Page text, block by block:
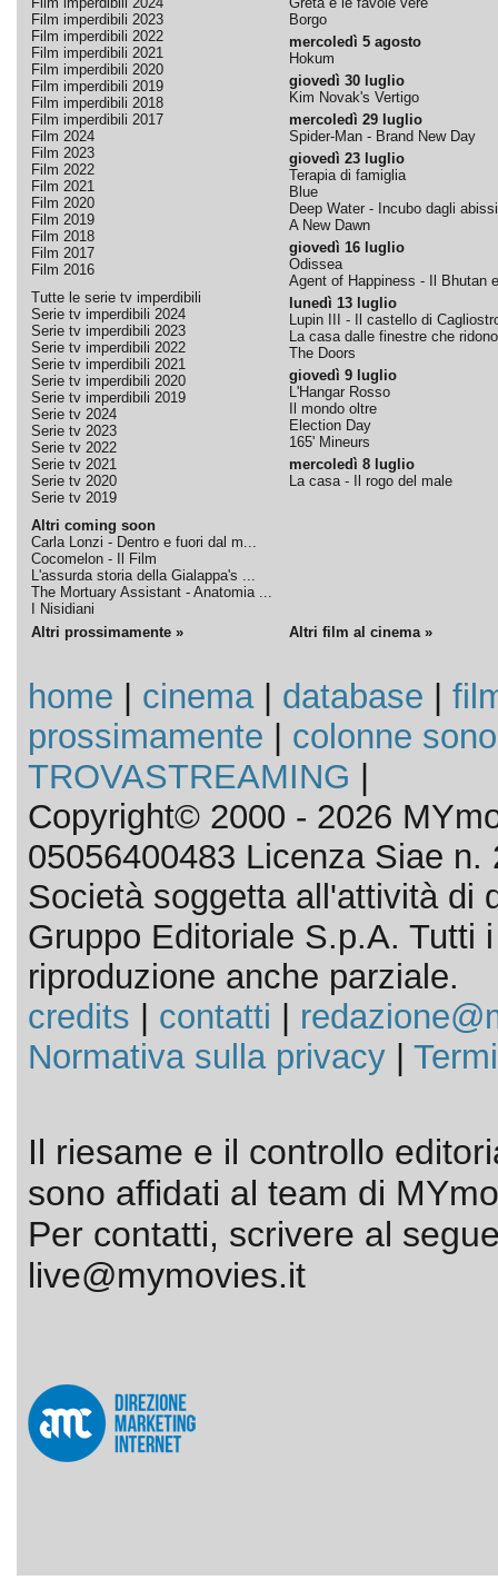
Film imperdibili 2023
Film imperdibili 2022
Film imperdibili 2021
Film imperdibili 2020
Film imperdibili 2019
Film imperdibili 2018
Film imperdibili 2017
Film 2024
Film 2023
Film 2022
Film 2021
Film 2020
Film 2019
Film 2018
Film 2017
Film 2016
Tutte le serie tv imperdibili
Serie tv imperdibili 2024
Serie tv imperdibili 2023
Serie tv imperdibili 2022
Serie tv imperdibili 2021
Serie tv imperdibili 2020
Serie tv imperdibili 2019
Serie tv 2024
Serie tv 2023
Serie tv 2022
Serie tv 2021
Serie tv 2020
Serie tv 2019
Altri coming soon
Carla Lonzi - Dentro e fuori dal m...
Cocomelon - Il Film
L'assurda storia della Gialappa's ...
The Mortuary Assistant - Anatomia ...
I Nisidiani
Borgo
mercoledì 5 agosto
Hokum
giovedì 30 luglio
Kim Novak's Vertigo
mercoledì 29 luglio
Spider-Man - Brand New Day
giovedì 23 luglio
Terapia di famiglia
Blue
Deep Water - Incubo dagli abissi
A New Dawn
giovedì 16 luglio
Odissea
Agent of Happiness - Il Bhutan
lunedì 13 luglio
Lupin III - Il castello di
La casa dalle finestre che ridono
The Doors
giovedì 9 luglio
L'Hangar Rosso
Il mondo oltre
Election Day
165' Mineurs
mercoledì 8 luglio
La casa - Il rogo del male
Altri prossimamente » Altri film al cinema »
home cinema| database
prossimamente
colonne
TROVASTREAMING
Copyright© 2000 - 2026
05056400483 Licenza Siae n.
Società soggetta all'attività di
Gruppo Editoriale S.p.A. Tutti
riproduzione anche parziale.
credits
contatti
Normativa sulla privacy|
Il riesame e il controllo
sono affidati al team di
Per contatti, scrivere al
live@mymovies.it